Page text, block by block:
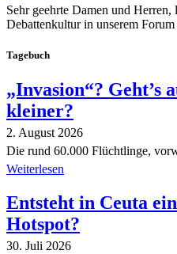
Sehr geehrte Damen und
Debattenkultur in unserem
Tagebuch
„Invasion“? Geht’s
kleiner?
2. August 2026
Die rund 60.000 Flüchtlinge,
Weiterlesen
Entsteht in Ceuta
Hotspot?
30. Juli 2026